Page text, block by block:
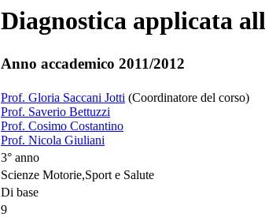
Diagnostica applicata
Anno accademico 2011/2012
Prof. Gloria Saccani Jotti (Coordinatore del corso)
Prof. Saverio Bettuzzi
Prof. Cosimo Costantino
Prof. Nicola Giuliani
3° anno
Scienze Motorie,Sport e Salute
Di base
9